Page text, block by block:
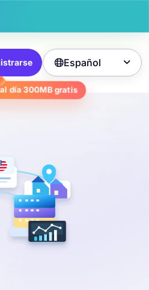
día 300MBgratis
Español 